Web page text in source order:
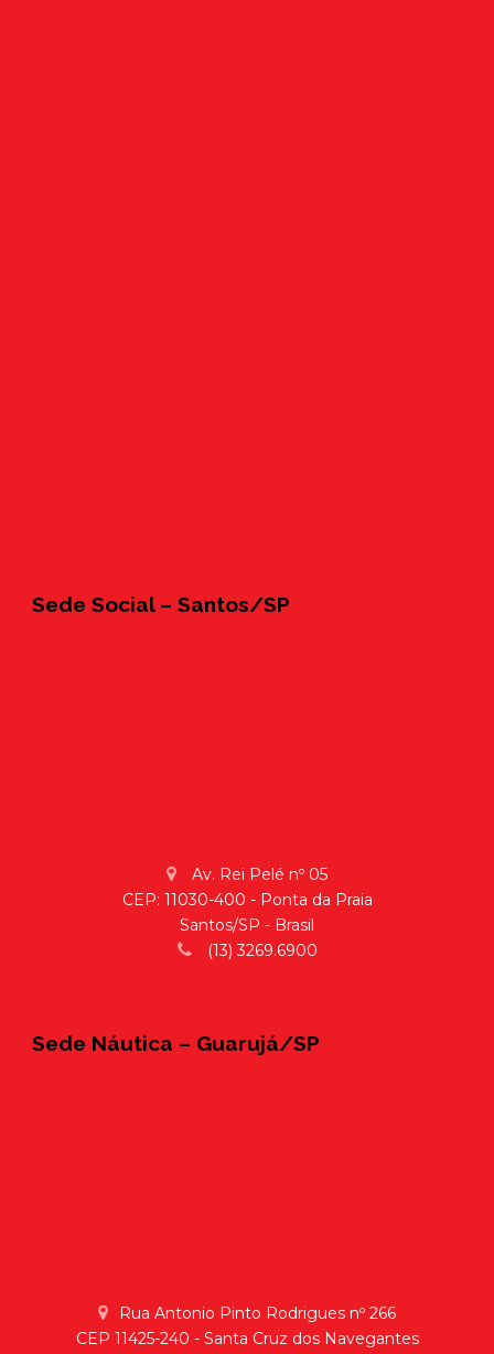
Sede Social – Santos/SP
Av. Rei Pelé nº 05
CEP: 11030-400 - Ponta da Praia
Santos/SP - Brasil
(13) 3269.6900
Sede Náutica – Guarujá/SP
Rua Antonio Pinto Rodrigues nº 266
CEP 11425-240 - Santa Cruz dos Navegantes